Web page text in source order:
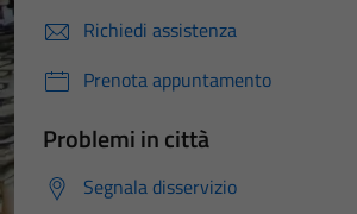
Richiedi assistenza
Prenota appuntamento
Problemi in città
Segnala disservizio